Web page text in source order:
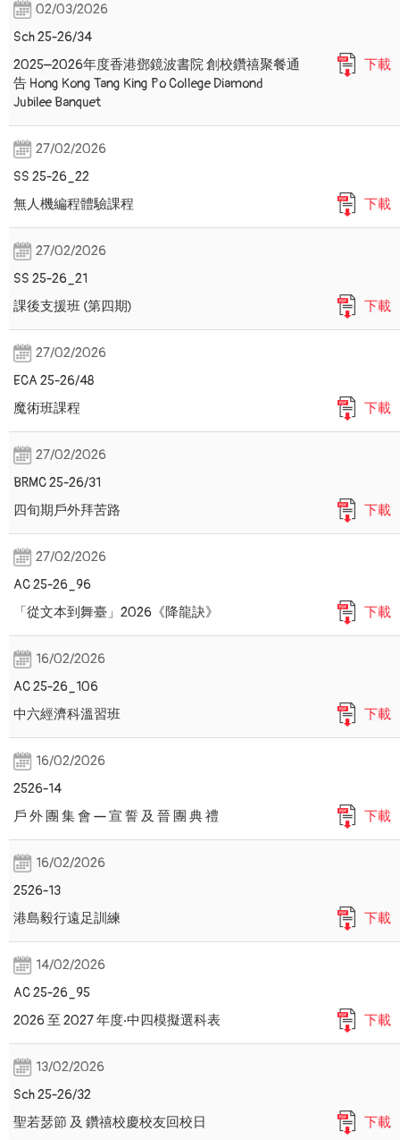
02/03/2026
Sch 25-26/34
2025–2026年度香港鄧鏡波書院 創校鑽禧聚餐通
告 Hong Kong Tang King Po College Diamond
Jubilee Banquet
下載
27/02/2026
SS 25-26_22
無人機編程體驗課程
下載
27/02/2026
SS 25-26_21
課後支援班 (第四期)
下載
27/02/2026
ECA 25-26/48
魔術班課程
下載
27/02/2026
BRMC 25-26/31
四旬期戶外拜苦路
下載
27/02/2026
AC 25-26_96
「從文本到舞臺」2026《降龍訣》
下載
16/02/2026
AC 25-26_106
中六經濟科溫習班
下載
16/02/2026
2526-14
戶 外 團 集 會 — 宣 誓 及 晉 團 典 禮
下載
16/02/2026
2526-13
港島毅行遠足訓練
下載
14/02/2026
AC 25-26_95
2026 至 2027 年度‧中四模擬選科表
下載
13/02/2026
Sch 25-26/32
聖若瑟節 及 鑽禧校慶校友回校日
下載